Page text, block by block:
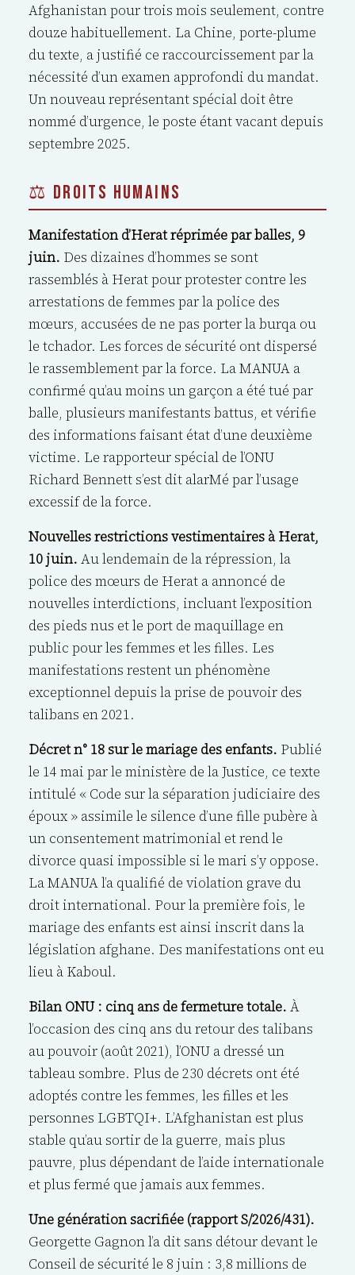
Afghanistan pour trois mois seulement, contre
douze habituellement. La Chine, porte-plume
du texte, a justifié ce raccourcissement par la
nécessité d’un examen approfondi du mandat.
Un nouveau représentant spécial doit être
nommé d’urgence, le poste étant vacant depuis
septembre 2025.
⚖️ DROITS HUMAINS
Manifestation d’Herat réprimée par balles, 9
juin. Des dizaines d’hommes se sont
rassemblés à Herat pour protester contre les
arrestations de femmes par la police des
mœurs, accusées de ne pas porter la burqa ou
le tchador. Les forces de sécurité ont dispersé
le rassemblement par la force. La MANUA a
confirmé qu’au moins un garçon a été tué par
balle, plusieurs manifestants battus, et vérifie
des informations faisant état d’une deuxième
victime. Le rapporteur spécial de l’ONU
Richard Bennett s’est dit alarMé par l’usage
excessif de la force.
Nouvelles restrictions vestimentaires à Herat,
10 juin. Au lendemain de la répression, la
police des mœurs de Herat a annoncé de
nouvelles interdictions, incluant l’exposition
des pieds nus et le port de maquillage en
public pour les femmes et les filles. Les
manifestations restent un phénomène
exceptionnel depuis la prise de pouvoir des
talibans en 2021.
Décret n° 18 sur le mariage des enfants. Publié
le 14 mai par le ministère de la Justice, ce texte
intitulé « Code sur la séparation judiciaire des
époux » assimile le silence d’une fille pubère à
un consentement matrimonial et rend le
divorce quasi impossible si le mari s’y oppose.
La MANUA l’a qualifié de violation grave du
droit international. Pour la première fois, le
mariage des enfants est ainsi inscrit dans la
législation afghane. Des manifestations ont eu
lieu à Kaboul.
Bilan ONU : cinq ans de fermeture totale. À
l’occasion des cinq ans du retour des talibans
au pouvoir (août 2021), l’ONU a dressé un
tableau sombre. Plus de 230 décrets ont été
adoptés contre les femmes, les filles et les
personnes LGBTQI+. L’Afghanistan est plus
stable qu’au sortir de la guerre, mais plus
pauvre, plus dépendant de l’aide internationale
et plus fermé que jamais aux femmes.
Une génération sacrifiée (rapport S/2026/431).
Georgette Gagnon l’a dit sans détour devant le
Conseil de sécurité le 8 juin : 3,8 millions de